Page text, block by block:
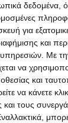
δεδομένα,
για
και
Με
να
και
να κάνετε κλικ
και τους
Terms & Conditions
porcupine colors&